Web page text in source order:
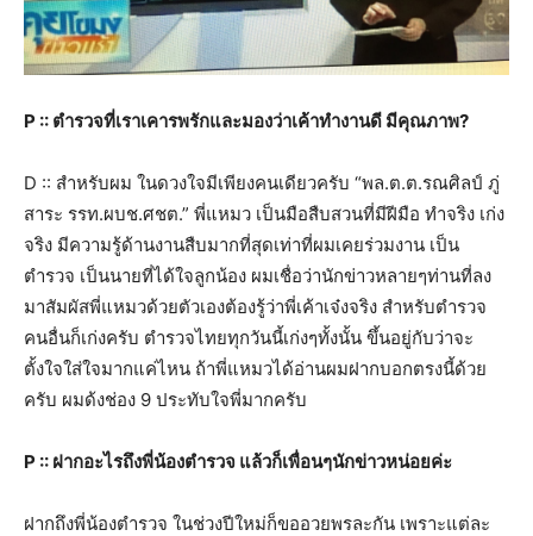
P :: ตำรวจที่เราเคารพรักและมองว่าเค้าทำงานดี มีคุณภาพ?
D :: สำหรับผม ในดวงใจมีเพียงคนเดียวครับ “พล.ต.ต.รณศิลป์ ภู่
สาระ รรท.ผบช.ศชต.” พี่แหมว เป็นมือสืบสวนที่มีฝีมือ ทำจริง เก่ง
จริง มีความรู้ด้านงานสืบมากที่สุดเท่าที่ผมเคยร่วมงาน เป็น
ตำรวจ เป็นนายที่ได้ใจลูกน้อง ผมเชื่อว่านักข่าวหลายๆท่านที่ลง
มาสัมผัสพี่แหมวด้วยตัวเองต้องรู้ว่าพี่เค้าเจ๋งจริง สำหรับตำรวจ
คนอื่นก็เก่งครับ ตำรวจไทยทุกวันนี้เก่งๆทั้งนั้น ขึ้นอยู่กับว่าจะ
ตั้งใจใส่ใจมากแค่ไหน ถ้าพี่แหมวได้อ่านผมฝากบอกตรงนี้ด้วย
ครับ ผมด้งช่อง 9 ประทับใจพี่มากครับ
P :: ฝากอะไรถึงพี่น้องตำรวจ แล้วก็เพื่อนๆนักข่าวหน่อยค่ะ
ฝากถึงพี่น้องตำรวจ ในช่วงปีใหม่ก็ขออวยพรละกัน เพราะแต่ละ